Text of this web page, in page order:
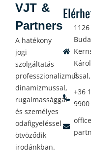
1126
8.
+36
9900
VJT &
Partners
A hatékony
jogi
szolgáltatás
professzionalizmussal,
dinamizmussal,
rugalmassággal
és személyes
odafigyeléssel
ötvöződik
irodánkban.